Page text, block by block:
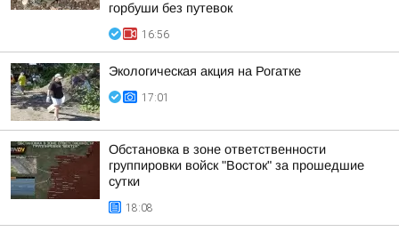
горбуши без путевок
16:56
Экологическая акция на Рогатке
17:01
Обстановка в зоне ответственности
группировки войск "Восток" за прошедшие
сутки
18:08